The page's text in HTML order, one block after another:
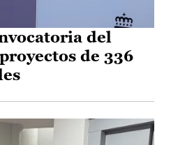
del
de 336